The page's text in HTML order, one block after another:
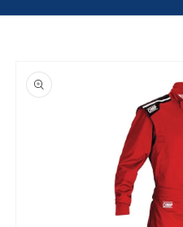
product
information